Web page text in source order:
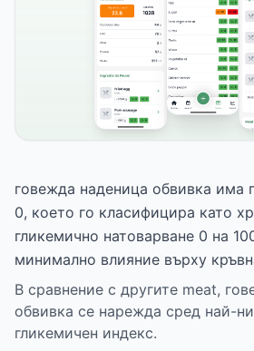
говежда наденица обвивка има
0, което го класифицира като
гликемично натоварване 0 на
минимално влияние върху
В сравнение с другите meat,
обвивка се нарежда сред най-
гликемичен индекс.